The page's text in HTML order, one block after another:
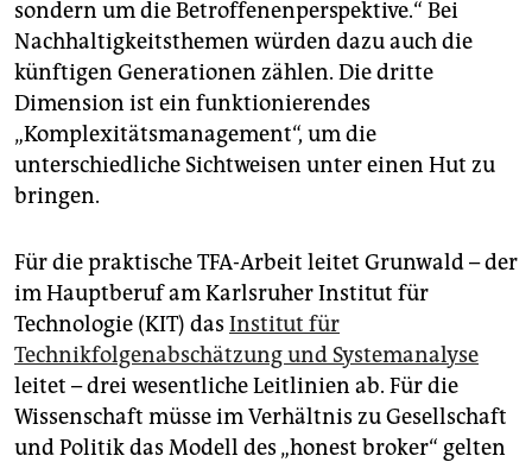
sondern um die Betroffenenperspektive.“ Bei
Nachhaltigkeitsthemen würden dazu auch die
künftigen Generationen zählen. Die dritte
Dimension ist ein funktionierendes
„Komplexitätsmanagement“, um die
unterschiedliche Sichtweisen unter einen Hut zu
bringen.
Für die praktische TFA-Arbeit leitet Grunwald – der
im Hauptberuf am Karlsruher Institut für
Technologie (KIT) das Institut für
Technikfolgenabschätzung und Systemanalyse
leitet – drei wesentliche Leitlinien ab. Für die
Wissenschaft müsse im Verhältnis zu Gesellschaft
und Politik das Modell des „honest broker“ gelten